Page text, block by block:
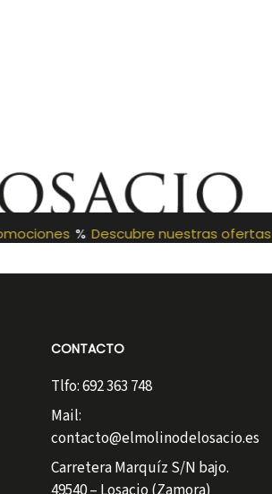
% Descubre nuestras ofertas
CONTACTO
Tlfo: 692 363 748
Mail:
contacto@elmolinodelosacio.es
Carretera Marquíz S/N bajo.